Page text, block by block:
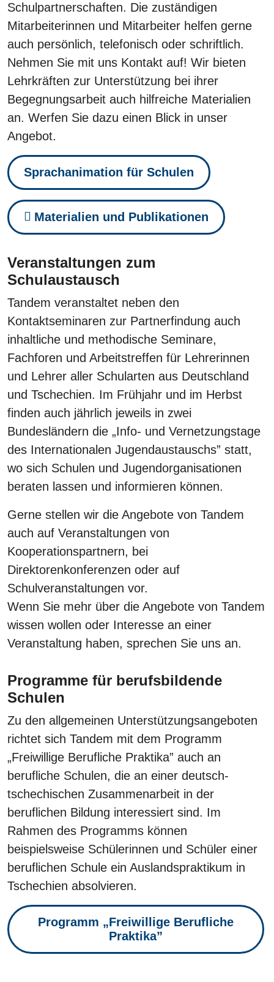
Schulpartnerschaften. Die zuständigen
Mitarbeiterinnen und Mitarbeiter helfen gerne
auch persönlich, telefonisch oder schriftlich.
Nehmen Sie mit uns Kontakt auf! Wir bieten
Lehrkräften zur Unterstützung bei ihrer
Begegnungsarbeit auch hilfreiche Materialien
an. Werfen Sie dazu einen Blick in unser
Angebot.
Sprachanimation für Schulen
Materialien und Publikationen
Veranstaltungen zum
Schulaustausch
Tandem veranstaltet neben den
Kontaktseminaren zur Partnerfindung auch
inhaltliche und methodische Seminare,
Fachforen und Arbeitstreffen für Lehrerinnen
und Lehrer aller Schularten aus Deutschland
und Tschechien. Im Frühjahr und im Herbst
finden auch jährlich jeweils in zwei
Bundesländern die „Info- und Vernetzungstage
des Internationalen Jugendaustauschs” statt,
wo sich Schulen und Jugendorganisationen
beraten lassen und informieren können.
Gerne stellen wir die Angebote von Tandem
auch auf Veranstaltungen von
Kooperationspartnern, bei
Direktorenkonferenzen oder auf
Schulveranstaltungen vor.
Wenn Sie mehr über die Angebote von Tandem
wissen wollen oder Interesse an einer
Veranstaltung haben, sprechen Sie uns an.
Programme für berufsbildende
Schulen
Zu den allgemeinen Unterstützungsangeboten
richtet sich Tandem mit dem Programm
„Freiwillige Berufliche Praktika” auch an
berufliche Schulen, die an einer deutsch-
tschechischen Zusammenarbeit in der
beruflichen Bildung interessiert sind. Im
Rahmen des Programms können
beispielsweise Schülerinnen und Schüler einer
beruflichen Schule ein Auslandspraktikum in
Tschechien absolvieren.
Programm „Freiwillige Berufliche
Praktika”